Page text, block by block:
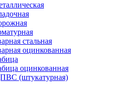
стальная
оцинкованная
оцинкованная
(штукатурная)